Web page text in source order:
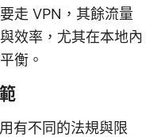
走 VPN，其餘流量
效率，尤其在本地內
衡。
有不同的法規與限